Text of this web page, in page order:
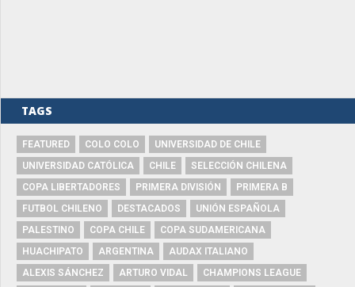
TAGS
FEATURED COLO COLO
UNIVERSIDAD DE CHILE
UNIVERSIDAD CATÓLICA
CHILE
SELECCIÓN CHILENA
COPA LIBERTADORES
PRIMERA DIVISIÓN
PRIMERA B
FUTBOL CHILENO
DESTACADOS
UNIÓN ESPAÑOLA
PALESTINO
COPA CHILE
COPA SUDAMERICANA
HUACHIPATO
ARGENTINA
AUDAX ITALIANO
ALEXIS SÁNCHEZ
ARTURO VIDAL
CHAMPIONS LEAGUE